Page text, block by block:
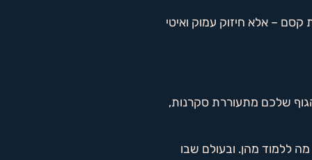
– אלא חיזוק עמוק ואיטי
שלכם מתעוררת סקרנות,
ללמוד מהן. ובעולם שבו